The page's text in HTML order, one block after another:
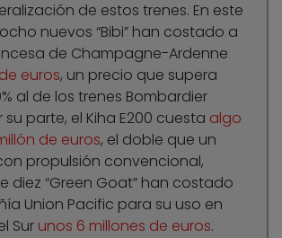
de estos trenes. En este
nuevos “Bibi” han costado a
de Champagne-Ardenne
euros, un precio que supera
al de los trenes Bombardier
su parte, el Kiha E200 cuesta algo
de euros, el doble que un
propulsión convencional,
diez “Green Goat” han costado
Union Pacific para su uso en
Sur unos 6 millones de euros.